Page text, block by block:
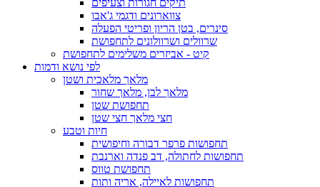
תיקים חגורות וצעיפים
צווארונים ודגמי ג'אבו
סינרים, בטן הריון ופריטי הפעלה
שרוולים ושרוולונים לתחפושת
קיט - אביזרים משלימים לתחפושת
לפי נושא ודמות
מלאך מלאכית ושטן
מלאך לבן, מלאך שחור
תחפושת שטן
חצי מלאך חצי שטן
חיות וטבע
תחפושות פרפר דבורה וחיפושית
תחפושות לחתולה, דב פנדה וארנבת
תחפושת טווס
תחפושות לאיילה, אריה ותות